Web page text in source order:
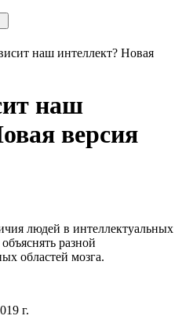
наш интеллект? Новая
наш
версия
людей в интеллектуальных
разной
областей мозга.
г.